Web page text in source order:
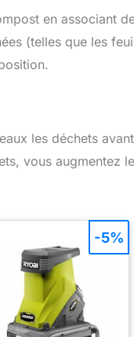
en associant
(telles que les
les déchets
vous augmentez
-5%